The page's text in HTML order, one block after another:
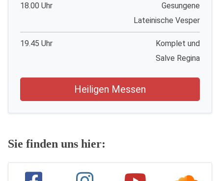
18.00 Uhr
Gesungene
Lateinische Vesper
19.45 Uhr
Komplet und
Salve Regina
Heiligen Messen
Sie finden uns hier: